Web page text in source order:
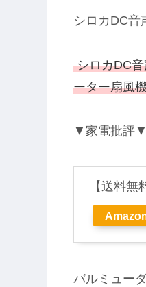
シロカDC音
シロカDC音
ーター扇風
▼家電批評▼
【送料
バルミュー